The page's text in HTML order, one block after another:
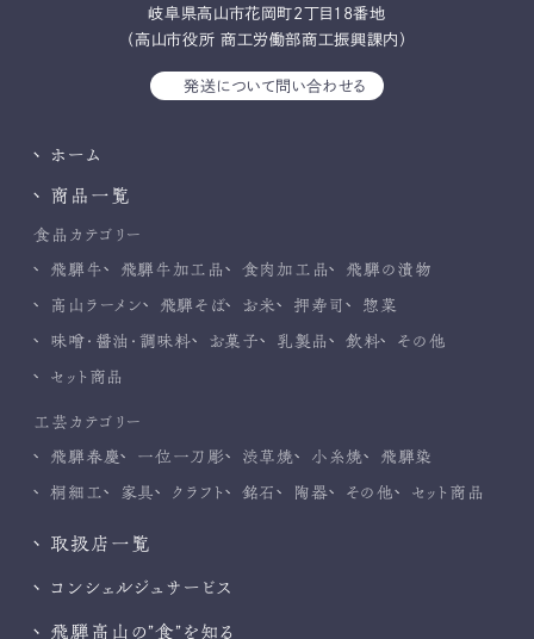
岐⾩県⾼⼭市花岡町2丁⽬18番地
（高山市役所 商工労働部商工振興課内）
発送について問い合わせる
ホーム
商品一覧
食品カテゴリー
飛騨牛 飛騨牛加工品 食肉加工品 飛騨の漬物
高山ラーメン 飛騨そば お米 押寿司 惣菜
味噌・醤油・調味料 お菓子 乳製品 飲料 その他
セット商品
工芸カテゴリー
飛騨春慶 一位一刀彫 渋草焼 小糸焼 飛騨染
桐細工 家具 クラフト 銘石 陶器 その他 セット商品
取扱店一覧
コンシェルジュサービス
飛騨高山の”食”を知る